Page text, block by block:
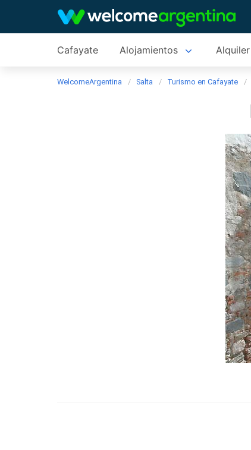
Cafayate Alojamientos
WelcomeArgentina Salta Turismo en Cafayate